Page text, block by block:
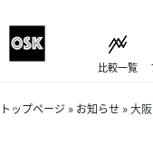
比較一覧
トップページ » お知らせ » 大